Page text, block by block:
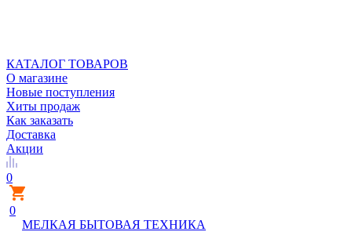
КАТАЛОГ ТОВАРОВ
О магазине
Новые поступления
Хиты продаж
Как заказать
Доставка
Акции
0
0
МЕЛКАЯ БЫТОВАЯ ТЕХНИКА